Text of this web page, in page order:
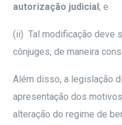
autorização judicial; e
(ii) Tal modificação deve
cônjuges, de maneira
Além disso, a legislação
apresentação dos
alteração do regime de